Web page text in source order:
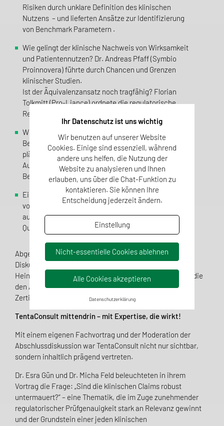
Risiken durch unklare Definition des klinischen
Nutzens – und lieferten Ansätze zur Identifizierung
von Benchmark Parametern .
Wie gelingt der klinische Nachweis von Wirksamkeit
und Patientennutzen? Dr. Andreas Pfaff (Symbio
Proinnovera) führte durch Chancen und Grenzen
klinischer Studien.
Ist der Äquivalenzansatz noch tragfähig? Florian
Tolkmitt (Pro-Liance) ordnete die regulatorische
Realität und Perspektiven ein.
Wie gelingt ein strategischer Dialog mit der
Benannten Stelle? Dr. Christian Schübel (TÜV SÜD)
plädierte für frühzeitige Kommunikation auf
Augenhöhe und stellte vernachlässigte klinische
Bewertungsstrategien vor.
Einmal nachgewiesen – für immer gültig? Dr. Martin
von Rüden (QUESTALPHA) warf einen kritischen Blick
auf die regulatorische Dauerbelastung und die „Red-
Queen-Hypothese“ in Verbindung mit der MDR.
Abgerundet wurde das Programm durch eine offene
Diskussionsrunde mit der Moderatorin des Tages, Anja
Heinrich, Head of Medical Device bei der TentaConsult , die
den Austausch zwischen Fachkreisen, Herstellern und
Zertifizierern gezielt vertiefte.
TentaConsult mittendrin – mit Expertise, die wirkt!
Mit einem eigenen Fachvortrag und der Moderation der
Abschlussdiskussion war TentaConsult nicht nur sichtbar,
sondern inhaltlich prägend vertreten.
Dr. Esra Gün und Dr. Micha Feld beleuchteten in ihrem
Vortrag die Frage: „Sind die klinischen Claims robust
untermauert?“ – eine Thematik, die im Zuge zunehmender
regulatorischer Prüfgenauigkeit stark an Relevanz gewinnt
und der Grundstein einer jeden klinischen
Ihr Datenschutz ist uns wichtig
Wir benutzen auf unserer Website
Cookies. Einige sind essenziell, während
andere uns helfen, die Nutzung der
Website zu analysieren und Ihnen
erlauben, uns über die Chat-Funktion zu
kontaktieren. Sie können Ihre
Entscheidung jederzeit ändern.
Einstellung
Nicht-essentielle Cookies ablehnen
Alle Cookies akzeptieren
Datenschutzerklärung